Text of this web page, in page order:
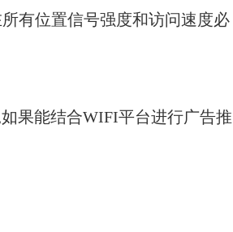
有位置信号强度和访问速度必
如果能结合WIFI平台进行广告推